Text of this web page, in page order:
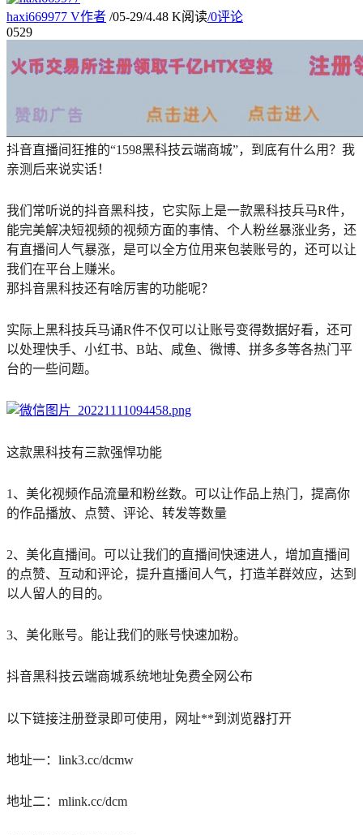
haxi669977 V作者 /05-29/4.48 K阅读/0评论
0529
抖音直播间狂推的“1598黑科技云端商城”，到底有什么用？我
亲测后来说实话！
我们常听说的抖音黑科技，它实际上是一款黑科技兵马R件，
能完美解决短视频的视频方面的事情、个人粉丝暴涨业务，还
有直播间人气暴涨，是可以全方位用来包装账号的，还可以让
我们在平台上赚米。
那抖音黑科技还有啥厉害的功能呢？
实际上黑科技兵马诵R件不仅可以让账号变得数据好看，还可
以处理快手、小红书、B站、咸鱼、微博、拼多多等各热门平
台的一些问题。
这款黑科技有三款强悍功能
1、美化视频作品流量和粉丝数。可以让作品上热门，提高你
的作品播放、点赞、评论、转发等数量
2、美化直播间。可以让我们的直播间快速进人，增加直播间
的点赞、互动和评论，提升直播间人气，打造羊群效应，达到
以人留人的目的。
3、美化账号。能让我们的账号快速加粉。
抖音黑科技云端商城系统地址免费全网公布
以下链接注册登录即可使用，网址**到浏览器打开
地址一：link3.cc/dcmw
地址二：mlink.cc/dcm